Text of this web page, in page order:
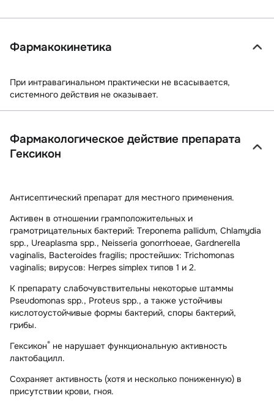
Фармакокинетика
При интравагинальном практически не всасывается,
системного действия не оказывает.
Фармакологическое действие препарата
Гексикон
Антисептический препарат для местного применения.
Активен в отношении грамположительных и
грамотрицательных бактерий: Treponema pallidum, Chlamydia
spp., Ureaplasma spp., Neisseria gonorrhoeae, Gardnerella
vaginalis, Bacteroides fragilis; простейших: Trichomonas
vaginalis; вирусов: Herpes simplex типов 1 и 2.
К препарату слабочувствительны некоторые штаммы
Pseudomonas spp., Proteus spp., а также устойчивы
кислотоустойчивые формы бактерий, споры бактерий,
грибы.
Гексикон® не нарушает функциональную активность
лактобацилл.
Сохраняет активность (хотя и несколько пониженную) в
присутствии крови, гноя.